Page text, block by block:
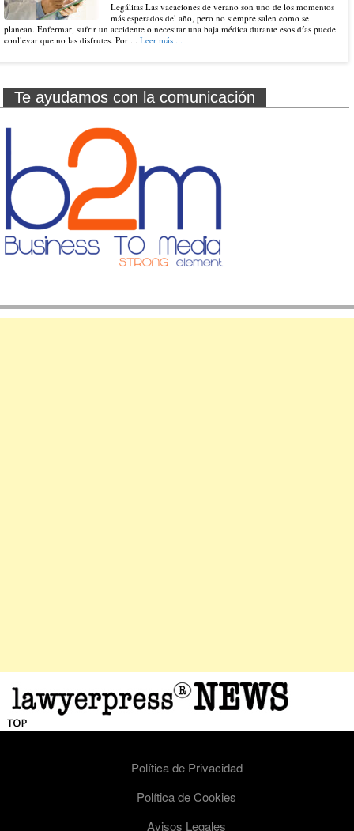
Legálitas Las vacaciones de verano son uno de los momentos
más esperados del año, pero no siempre salen como se
planean. Enfermar, sufrir un accidente o necesitar una baja médica durante esos días puede
conllevar que no las disfrutes. Por ... Leer más ...
Te ayudamos con la comunicación
Política de Privacidad
Política de Cookies
Avisos Legales